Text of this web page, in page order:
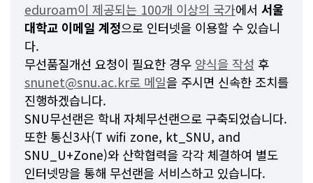
eduroam이 제공되는 100개 이상의 국가에서 서울
대학교 이메일 계정으로 인터넷을 이용할 수 있습니
다.
무선품질개선 요청이 필요한 경우 양식을 작성 후
snunet@snu.ac.kr로 메일을 주시면 신속한 조치를
진행하겠습니다.
SNU무선랜은 학내 자체무선랜으로 구축되었습니다.
또한 통신3사(T wifi zone, kt_SNU, and
SNU_U+Zone)와 산학협력을 각각 체결하여 별도
인터넷망을 통해 무선랜을 서비스하고 있습니다.